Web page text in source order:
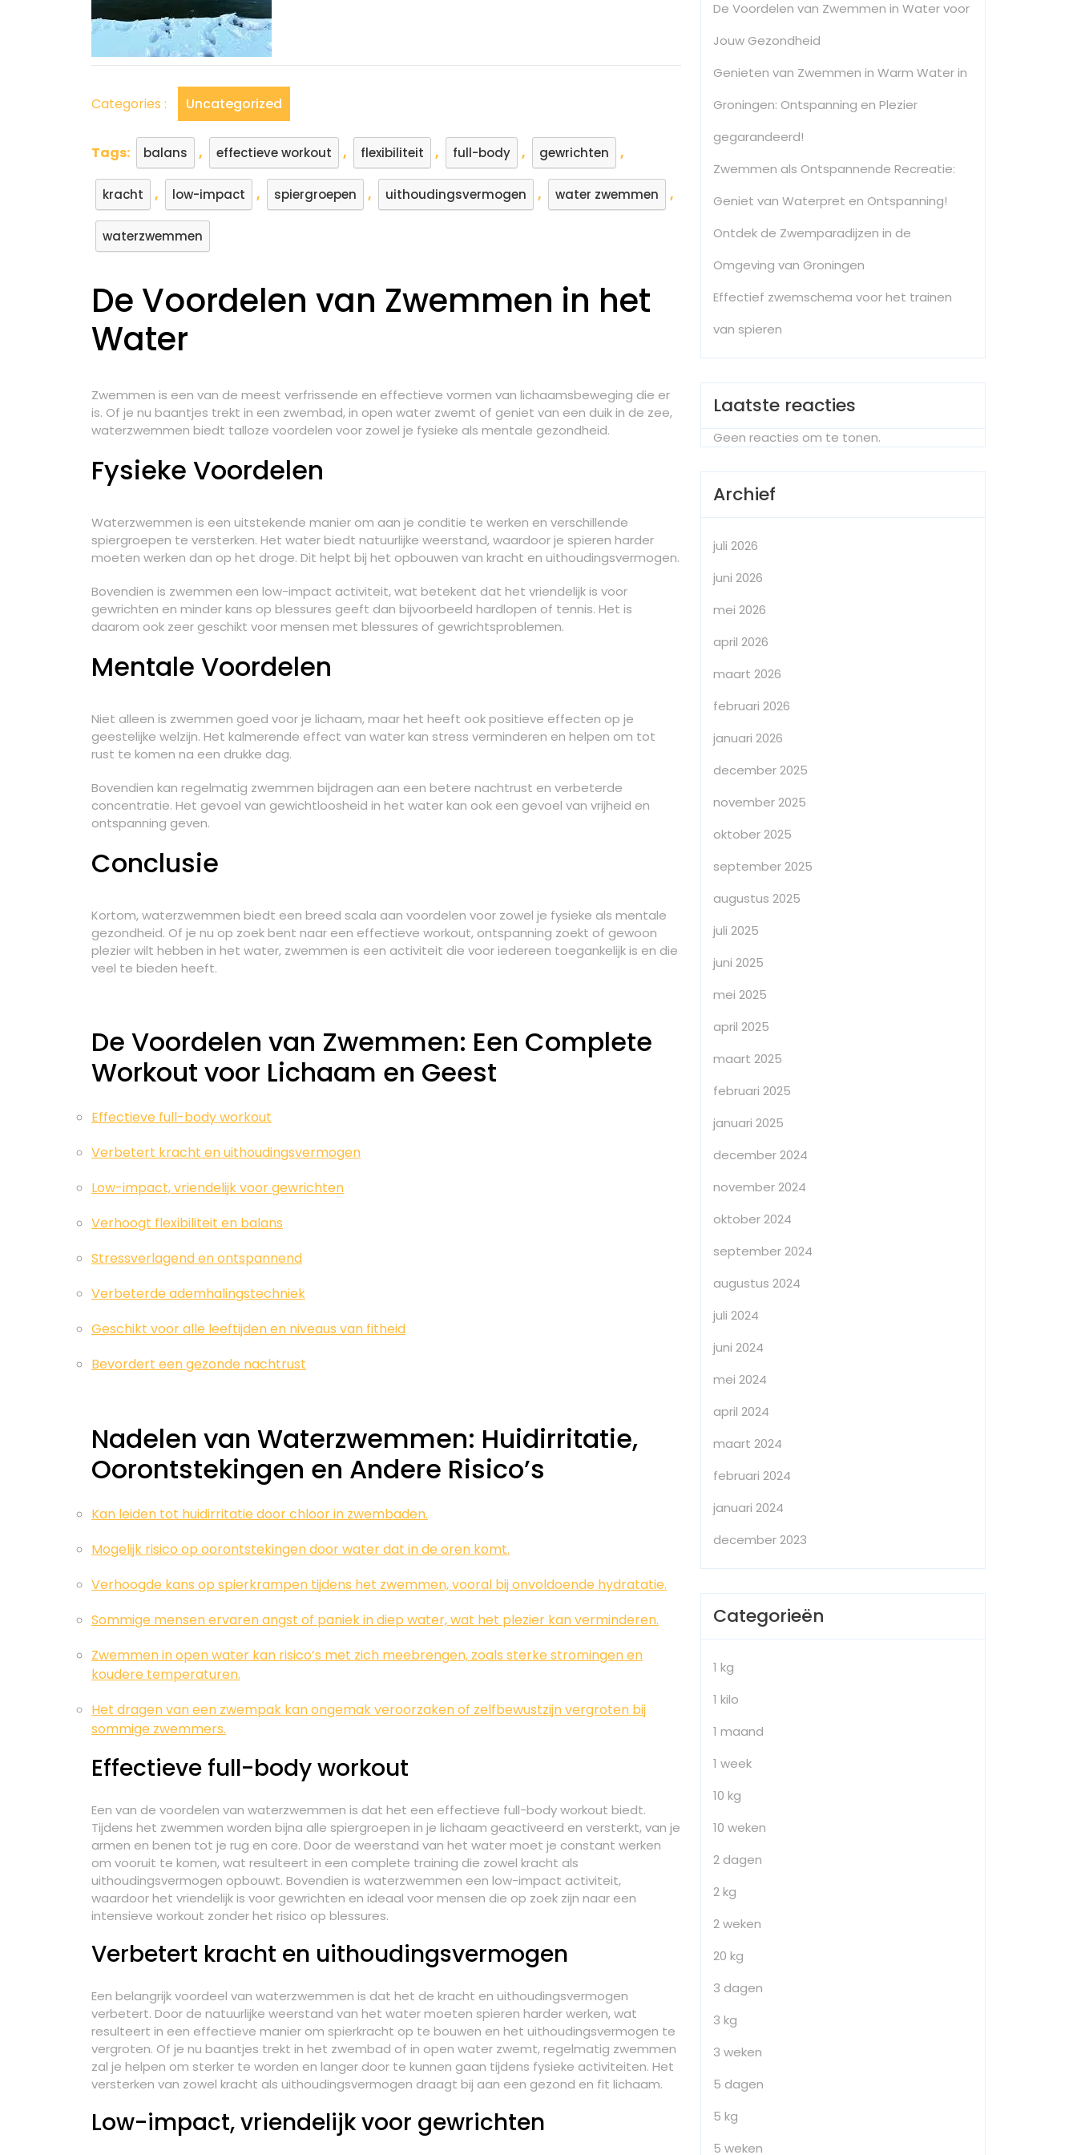
Categories : Uncategorized
Tags: balans , effectieve workout , flexibiliteit , full-body , gewrichten ,
kracht , low-impact , spiergroepen , uithoudingsvermogen , water zwemmen ,
waterzwemmen
De Voordelen van Zwemmen in het
Water
Zwemmen is een van de meest verfrissende en effectieve vormen van lichaamsbeweging die er
is. Of je nu baantjes trekt in een zwembad, in open water zwemt of geniet van een duik in de zee,
waterzwemmen biedt talloze voordelen voor zowel je fysieke als mentale gezondheid.
Fysieke Voordelen
Waterzwemmen is een uitstekende manier om aan je conditie te werken en verschillende
spiergroepen te versterken. Het water biedt natuurlijke weerstand, waardoor je spieren harder
moeten werken dan op het droge. Dit helpt bij het opbouwen van kracht en uithoudingsvermogen.
Bovendien is zwemmen een low-impact activiteit, wat betekent dat het vriendelijk is voor
gewrichten en minder kans op blessures geeft dan bijvoorbeeld hardlopen of tennis. Het is
daarom ook zeer geschikt voor mensen met blessures of gewrichtsproblemen.
Mentale Voordelen
Niet alleen is zwemmen goed voor je lichaam, maar het heeft ook positieve effecten op je
geestelijke welzijn. Het kalmerende effect van water kan stress verminderen en helpen om tot
rust te komen na een drukke dag.
Bovendien kan regelmatig zwemmen bijdragen aan een betere nachtrust en verbeterde
concentratie. Het gevoel van gewichtloosheid in het water kan ook een gevoel van vrijheid en
ontspanning geven.
Conclusie
Kortom, waterzwemmen biedt een breed scala aan voordelen voor zowel je fysieke als mentale
gezondheid. Of je nu op zoek bent naar een effectieve workout, ontspanning zoekt of gewoon
plezier wilt hebben in het water, zwemmen is een activiteit die voor iedereen toegankelijk is en die
veel te bieden heeft.
De Voordelen van Zwemmen: Een Complete
Workout voor Lichaam en Geest
Effectieve full-body workout
Verbetert kracht en uithoudingsvermogen
Low-impact, vriendelijk voor gewrichten
Verhoogt flexibiliteit en balans
Stressverlagend en ontspannend
Verbeterde ademhalingstechniek
Geschikt voor alle leeftijden en niveaus van fitheid
Bevordert een gezonde nachtrust
Nadelen van Waterzwemmen: Huidirritatie,
Oorontstekingen en Andere Risico’s
Kan leiden tot huidirritatie door chloor in zwembaden.
Mogelijk risico op oorontstekingen door water dat in de oren komt.
Verhoogde kans op spierkrampen tijdens het zwemmen, vooral bij onvoldoende hydratatie.
Sommige mensen ervaren angst of paniek in diep water, wat het plezier kan verminderen.
Zwemmen in open water kan risico’s met zich meebrengen, zoals sterke stromingen en
koudere temperaturen.
Het dragen van een zwempak kan ongemak veroorzaken of zelfbewustzijn vergroten bij
sommige zwemmers.
Effectieve full-body workout
Een van de voordelen van waterzwemmen is dat het een effectieve full-body workout biedt.
Tijdens het zwemmen worden bijna alle spiergroepen in je lichaam geactiveerd en versterkt, van je
armen en benen tot je rug en core. Door de weerstand van het water moet je constant werken
om vooruit te komen, wat resulteert in een complete training die zowel kracht als
uithoudingsvermogen opbouwt. Bovendien is waterzwemmen een low-impact activiteit,
waardoor het vriendelijk is voor gewrichten en ideaal voor mensen die op zoek zijn naar een
intensieve workout zonder het risico op blessures.
Verbetert kracht en uithoudingsvermogen
Een belangrijk voordeel van waterzwemmen is dat het de kracht en uithoudingsvermogen
verbetert. Door de natuurlijke weerstand van het water moeten spieren harder werken, wat
resulteert in een effectieve manier om spierkracht op te bouwen en het uithoudingsvermogen te
vergroten. Of je nu baantjes trekt in het zwembad of in open water zwemt, regelmatig zwemmen
zal je helpen om sterker te worden en langer door te kunnen gaan tijdens fysieke activiteiten. Het
versterken van zowel kracht als uithoudingsvermogen draagt bij aan een gezond en fit lichaam.
Low-impact, vriendelijk voor gewrichten
De Voordelen van Zwemmen in Water voor
Jouw Gezondheid
Genieten van Zwemmen in Warm Water in
Groningen: Ontspanning en Plezier
gegarandeerd!
Zwemmen als Ontspannende Recreatie:
Geniet van Waterpret en Ontspanning!
Ontdek de Zwemparadijzen in de
Omgeving van Groningen
Effectief zwemschema voor het trainen
van spieren
Laatste reacties
Geen reacties om te tonen.
Archief
juli 2026
juni 2026
mei 2026
april 2026
maart 2026
februari 2026
januari 2026
december 2025
november 2025
oktober 2025
september 2025
augustus 2025
juli 2025
juni 2025
mei 2025
april 2025
maart 2025
februari 2025
januari 2025
december 2024
november 2024
oktober 2024
september 2024
augustus 2024
juli 2024
juni 2024
mei 2024
april 2024
maart 2024
februari 2024
januari 2024
december 2023
Categorieën
1 kg
1 kilo
1 maand
1 week
10 kg
10 weken
2 dagen
2 kg
2 weken
20 kg
3 dagen
3 kg
3 weken
5 dagen
5 kg
5 weken